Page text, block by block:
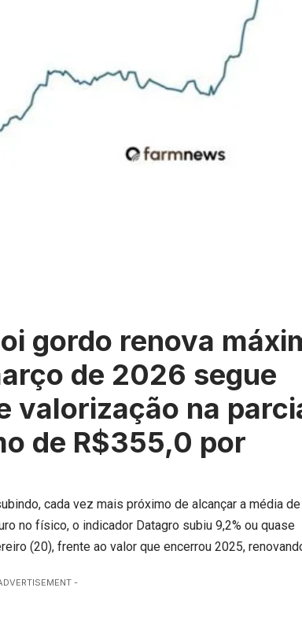
gordo renova
de 2026 segue
valorização na
de R$355,0 por
cada vez mais próximo de alcançar a média de
no físico, o indicador Datagro subiu 9,2% ou quase
(20), frente ao valor que encerrou 2025,
-